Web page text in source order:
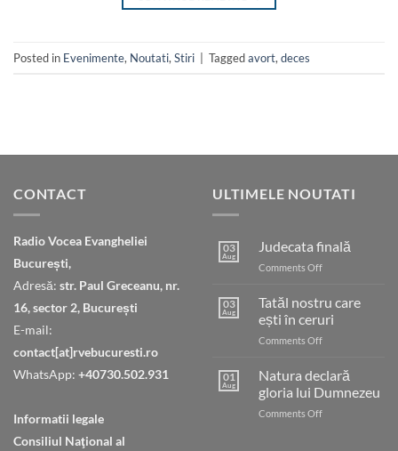
Posted in Evenimente, Noutati, Stiri Taggedavort, deces
CONTACT
Radio Vocea Evangheliei
București,
Adresă: str. Paul Greceanu, nr.
16, sector 2, București
E-mail:
contact[at]rvebucuresti.ro
WhatsApp: +40730.502.931
Informatii legale
Consiliul Naţional al
ULTIMELE NOUTATI
03
Aug
Judecata finală
Comments Offon
03
Aug
Tatăl nostru care
ești în ceruri
Comments Offon
nostru
care
ești
în
01
Aug
Natura declară
gloria lui Dumnezeu
Comments Offon